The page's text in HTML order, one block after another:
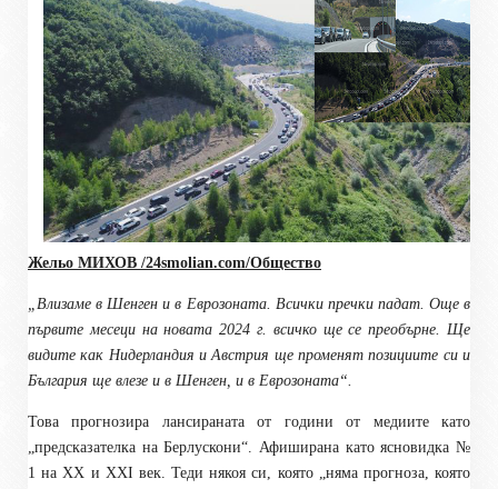
Жельо МИХОВ /24smolian.com/Общество
„Влизаме в Шенген и в Еврозоната. Всички пречки падат. Още в
първите месеци на новата 2024 г. всичко ще се преобърне. Ще
видите как Нидерландия и Австрия ще променят позициите си и
България ще влезе и в Шенген, и в Еврозоната“.
Това прогнозира лансираната от години от медиите като
„предсказателка на Берлускони“. Афиширана като ясновидка №
1 на ХХ и ХХI век. Теди някоя си, която „няма прогноза, която